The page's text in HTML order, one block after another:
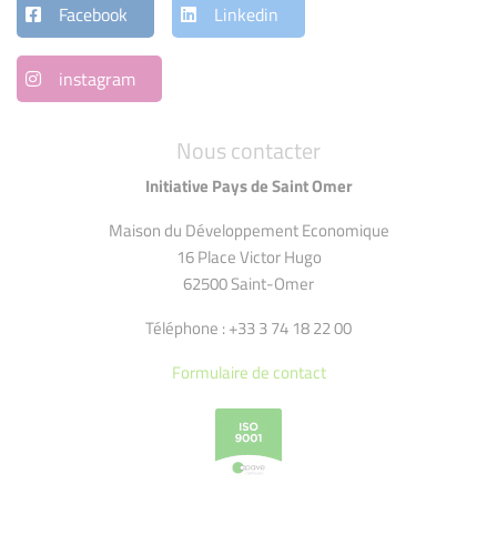
Nous contacter
Initiative Pays de Saint Omer
Maison du Développement Economique
16 Place Victor Hugo
62500 Saint-Omer
Téléphone : +33 3 74 18 22 00
Formulaire de contact
Facebook Linkedin
instagram